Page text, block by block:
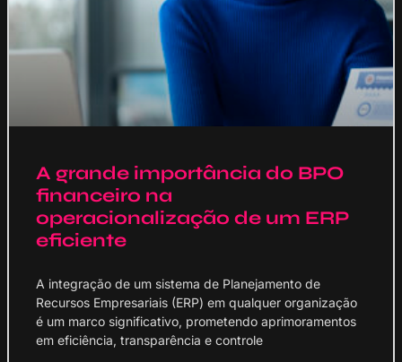
A grande importância do BPO
financeiro na
operacionalização de um ERP
eficiente
A integração de um sistema de Planejamento de
Recursos Empresariais (ERP) em qualquer organização
é um marco significativo, prometendo aprimoramentos
em eficiência, transparência e controle